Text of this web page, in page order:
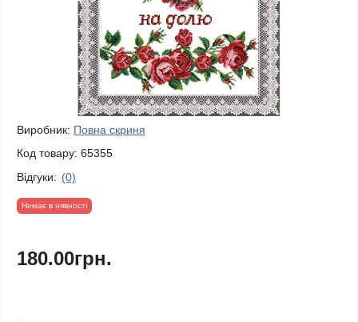
Виробник: Повна скриня
Код товару: 65355
Відгуки: (0)
Немає в нявності
180.00грн.